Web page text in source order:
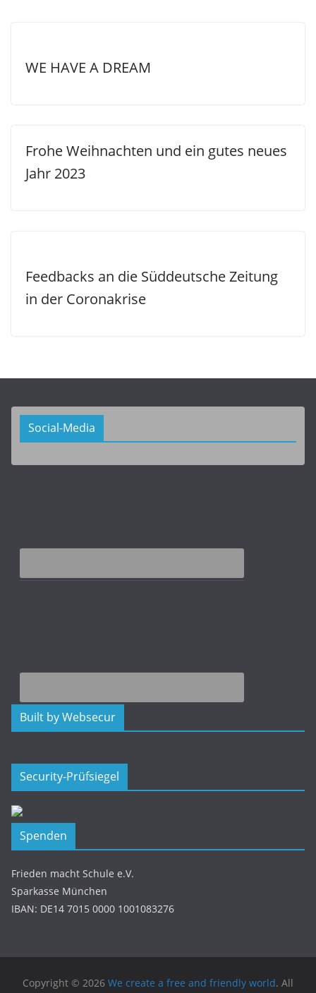
WE HAVE A DREAM
Frohe Weihnachten und ein gutes neues
Jahr 2023
Feedbacks an die Süddeutsche Zeitung
in der Coronakrise
Social-Media
Built by Websecur
Security-Prüfsiegel
Spenden
Frieden macht Schule e.V.
Sparkasse München
IBAN: DE14 7015 0000 1001083276
Copyright © 2026 We create a free and friendly world. All